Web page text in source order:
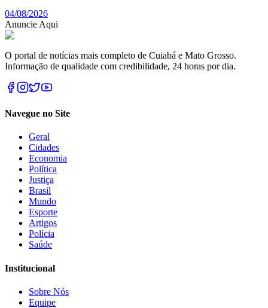
04/08/2026
Anuncie Aqui
O portal de notícias mais completo de Cuiabá e Mato Grosso.
Informação de qualidade com credibilidade, 24 horas por dia.
Navegue no Site
Geral
Cidades
Economia
Política
Justiça
Brasil
Mundo
Esporte
Artigos
Polícia
Saúde
Institucional
Sobre Nós
Equipe